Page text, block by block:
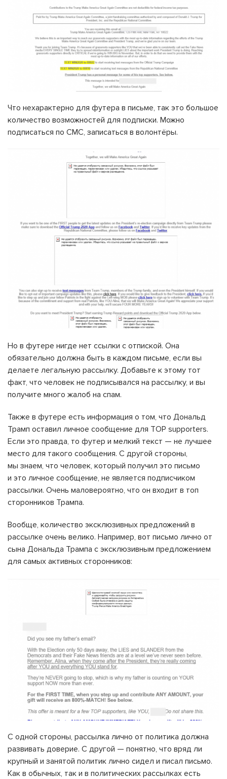
Что нехарактерно для футера в письме, так это большое
количество возможностей для подписки. Можно
подписаться по СМС, записаться в волонтёры.
Но в футере нигде нет ссылки с отпиской. Она
обязательно должна быть в каждом письме, если вы
делаете легальную рассылку. Добавьте к этому тот
факт, что человек не подписывался на рассылку, и вы
получите много жалоб на спам.
Также в футере есть информация о том, что Дональд
Трамп оставил личное сообщение для TOP supporters.
Если это правда, то футер и мелкий текст — не лучшее
место для такого сообщения. С другой стороны,
мы знаем, что человек, который получил это письмо
и это личное сообщение, не является подписчиком
рассылки. Очень маловероятно, что он входит в топ
сторонников Трампа.
Вообще, количество эксклюзивных предложений в
рассылке очень велико. Например, вот письмо лично от
сына Дональда Трампа с эксклюзивным предложением
для самых активных сторонников:
С одной стороны, рассылка лично от политика должна
развивать доверие. С другой — понятно, что вряд ли
крупный и занятой политик лично сидел и писал письмо.
Как в обычных, так и в политических рассылках есть